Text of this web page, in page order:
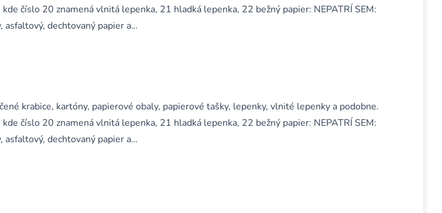
číslo 20 znamená vlnitá lepenka, 21 hladká lepenka, 22 bežný papier: NEPATRÍ SEM:
dechtovaný papier a…
krabice, kartóny, papierové obaly, papierové tašky, lepenky, vlnité lepenky a podobne.
číslo 20 znamená vlnitá lepenka, 21 hladká lepenka, 22 bežný papier: NEPATRÍ SEM:
dechtovaný papier a…